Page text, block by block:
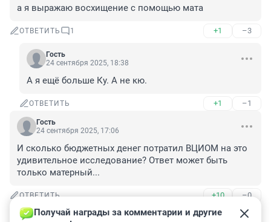
а я выражаю восхищение с помощью мата
ОТВЕТИТЬ 1 +1 –3
Гость
24 сентября 2025, 18:38
А я ещё больше Ку. А не кю.
ОТВЕТИТЬ +1 –1
Гость
24 сентября 2025, 17:06
И сколько бюджетных денег потратил ВЦИОМ на это
удивительное исследование? Ответ может быть
только матерный...
ОТВЕТИТЬ +10 –0
Гость
Получай награды за комментарии и другие